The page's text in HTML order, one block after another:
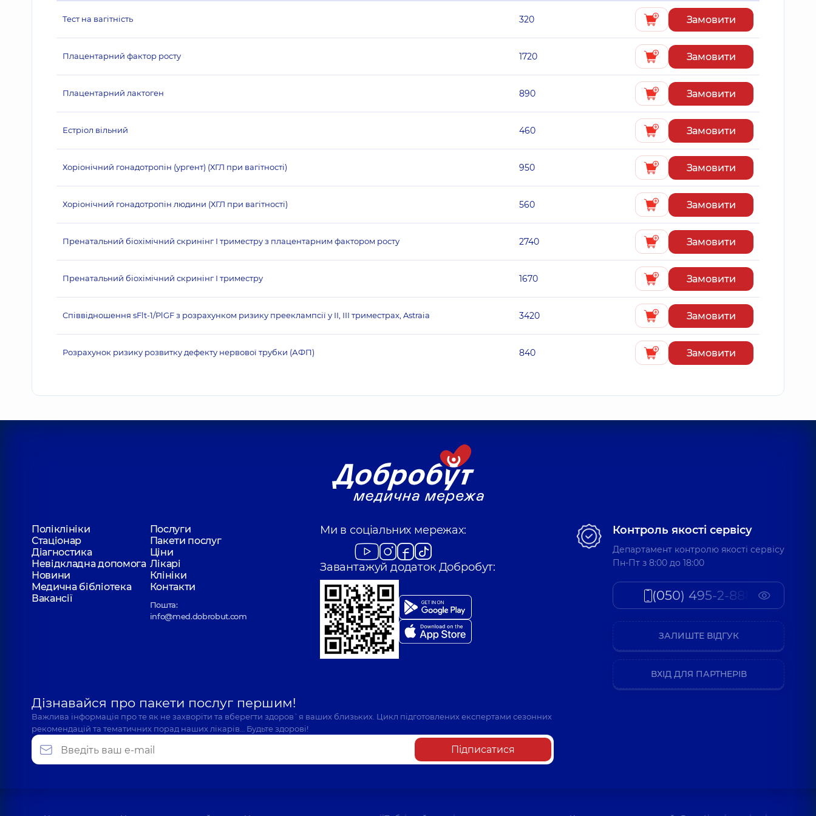
Тест на вагітність 320 Замовити
Плацентарний фактор росту 1720 Замовити
Плацентарний лактоген 890 Замовити
Естріол вільний 460 Замовити
Хоріонічний гонадотропін (ургент) (ХГЛ при вагітності) 950 Замовити
Хоріонічний гонадотропін людини (ХГЛ при вагітності) 560 Замовити
Пренатальний біохімічний скринінг І триместру з плацентарним фактором росту 2740 Замовити
Пренатальний біохімічний скринінг І триместру 1670 Замовити
Співвідношення sFlt-1/PlGF з розрахунком ризику прееклампсії у ІІ, ІІІ триместрах, Astraia 3420 Замовити
Розрахунок ризику розвитку дефекту нервової трубки (АФП) 840 Замовити
Поліклініки
Послуги
Стаціонар
Пакети послуг
Діагностика
Ціни
Невідкладна допомога Лікарі
Новини
Клініки
Медична бібліотека
Контакти
Вакансії
Пошта:
info@med.dobrobut.com
Ми в соціальних мережах:
Завантажуй додаток Добробут:
Дізнавайся про пакети послуг першим!
Важлива інформація про те як не захворіти та вберегти здоров`я ваших близьких. Цикл підготовлених експертами сезонних
рекомендацій та тематичних порад наших лікарів… Будьте здорові!
Підписатися
Контроль якості сервісу
Департамент контролю якості сервісу
Пн-Пт з 8:00 до 18:00
(050) 495-2-888
ЗАЛИШТЕ ВІДГУК
ВХІД ДЛЯ ПАРТНЕРІВ